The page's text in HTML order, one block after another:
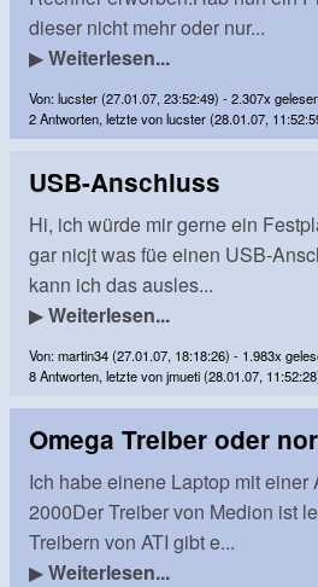
dieser nicht mehr oder nur...
▶Weiterlesen...
Von: lucster (27.01.07, 23:52:49) - 2.307x
2 Antworten, letzte von lucster (28.01.07,
USB-Anschluss
Hi, ich würde mir gerne ein
gar nicjt was füe einen USB-
kann ich das ausles...
▶Weiterlesen...
Von: martin34 (27.01.07, 18:18:26) - 1.983x
8 Antworten, letzte von jmueti (28.01.07,
Omega Treiber oder
Ich habe einene Laptop mit einer
2000Der Treiber von Medion ist
Treibern von ATI gibt e...
▶Weiterlesen...